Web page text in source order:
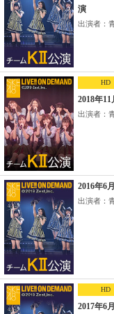
演
出演者：
HD
2018年
出演者：
2016年6
出演者：
HD
2017年6